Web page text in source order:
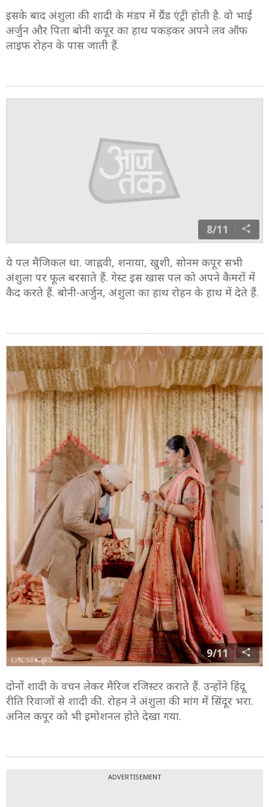
इसके बाद अंशुला की शादी के मंडप में ग्रैंड एंट्री होती है. वो भाई
अर्जुन और पिता बोनी कपूर का हाथ पकड़कर अपने लव ऑफ
लाइफ रोहन के पास जाती हैं.
8/11
ये पल मैजिकल था. जाह्नवी, शनाया, खुशी, सोनम कपूर सभी
अंशुला पर फूल बरसाते हैं. गेस्ट इस खास पल को अपने कैमरों में
कैद करते हैं. बोनी-अर्जुन, अंशुला का हाथ रोहन के हाथ में देते हैं.